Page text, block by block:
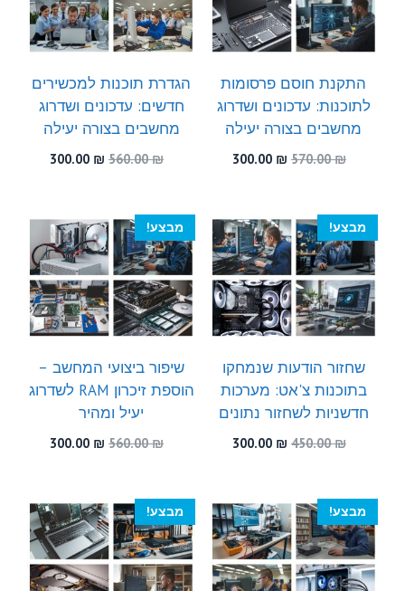
התקנת חוסם פרסומות
לתוכנות: עדכונים ושדרוג
מחשבים בצורה יעילה
570.00₪
המחיר
570.00 ₪.
300.00 ₪
300.00 ₪.
הגדרת תוכנות למכשירים
חדשים: עדכונים ושדרוג
מחשבים בצורה יעילה
560.00₪
המחיר
560.00 ₪.
300.00 ₪
המחיר
300.00 ₪.
מבצע!
שחזור הודעות שנמחקו
בתוכנות צ'אט: מערכות
חדשניות לשחזור נתונים
450.00₪
המחיר
450.00 ₪.
300.00 ₪
300.00 ₪.
מבצע!
שיפור ביצועי המחשב –
הוספת זיכרון RAM לשדרוג
יעיל ומהיר
560.00₪
המחיר
560.00 ₪.
300.00 ₪
המחיר
300.00 ₪.
מבצע! מבצע!